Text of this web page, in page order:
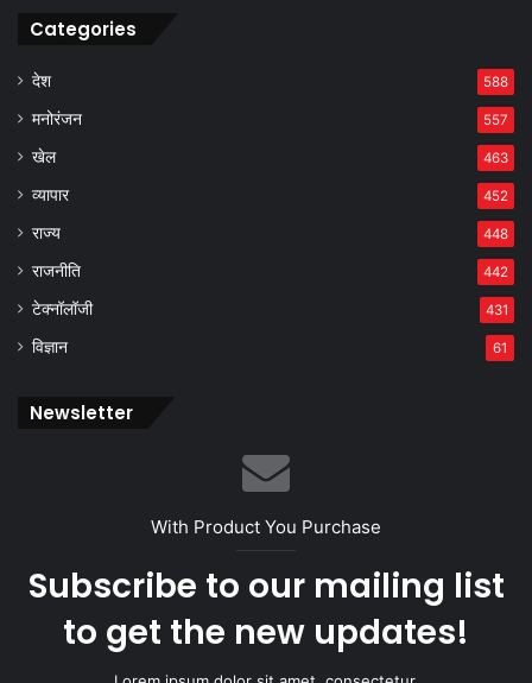
Categories
देश 588
मनोरंजन 557
खेल 463
व्यापार 452
राज्य 448
राजनीति 442
टेक्नॉलॉजी 431
विज्ञान 61
Newsletter
With Product You Purchase
Subscribe to our mailing list
to get the new updates!